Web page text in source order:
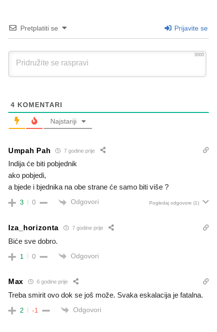
Pretplatiti se Prijavite se
3000
4 KOMENTARI
Najstariji
Umpah Pah 7 godine prije
Indija će biti pobjednik
ako pobjedi,
a bjede i bjednika na obe strane će samo biti više ?
3 0 Odgovori Pogledaj odgovore (1)
Iza_horizonta 7 godine prije
Biće sve dobro.
1 0 Odgovori
Max 6 godine prije
Treba smirit ovo dok se još može. Svaka eskalacija je fatalna.
2 -1 Odgovori